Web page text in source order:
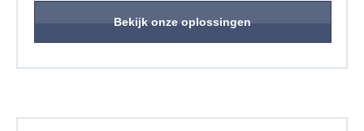
Bekijk onze oplossingen